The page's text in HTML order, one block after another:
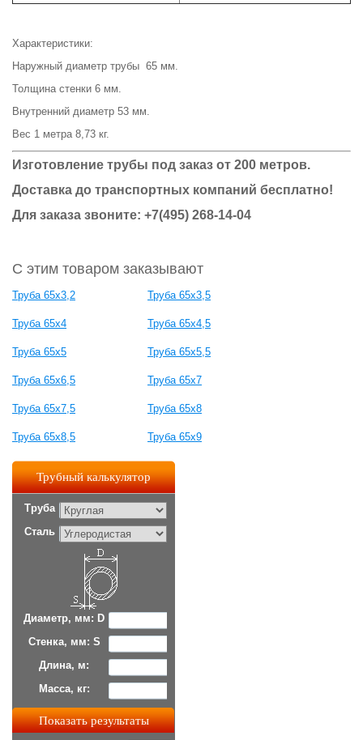
Характеристики:
Наружный диаметр трубы 65 мм.
Толщина стенки 6 мм.
Внутренний диаметр 53 мм.
Вес 1 метра 8,73 кг.
Изготовление трубы под заказ от 200 метров.
Доставка до транспортных компаний бесплатно!
Для заказа звоните: +7(495) 268-14-04
С этим товаром заказывают
Труба 65x3,2 Труба 65x3,5
Труба 65x4 Труба 65x4,5
Труба 65x5 Труба 65x5,5
Труба 65x6,5 Труба 65x7
Труба 65x7,5 Труба 65x8
Труба 65x8,5 Труба 65x9
Трубный калькулятор
Труба
Сталь
Диаметр, мм: D
Стенка, мм: S
Длина, м:
Масса, кг: